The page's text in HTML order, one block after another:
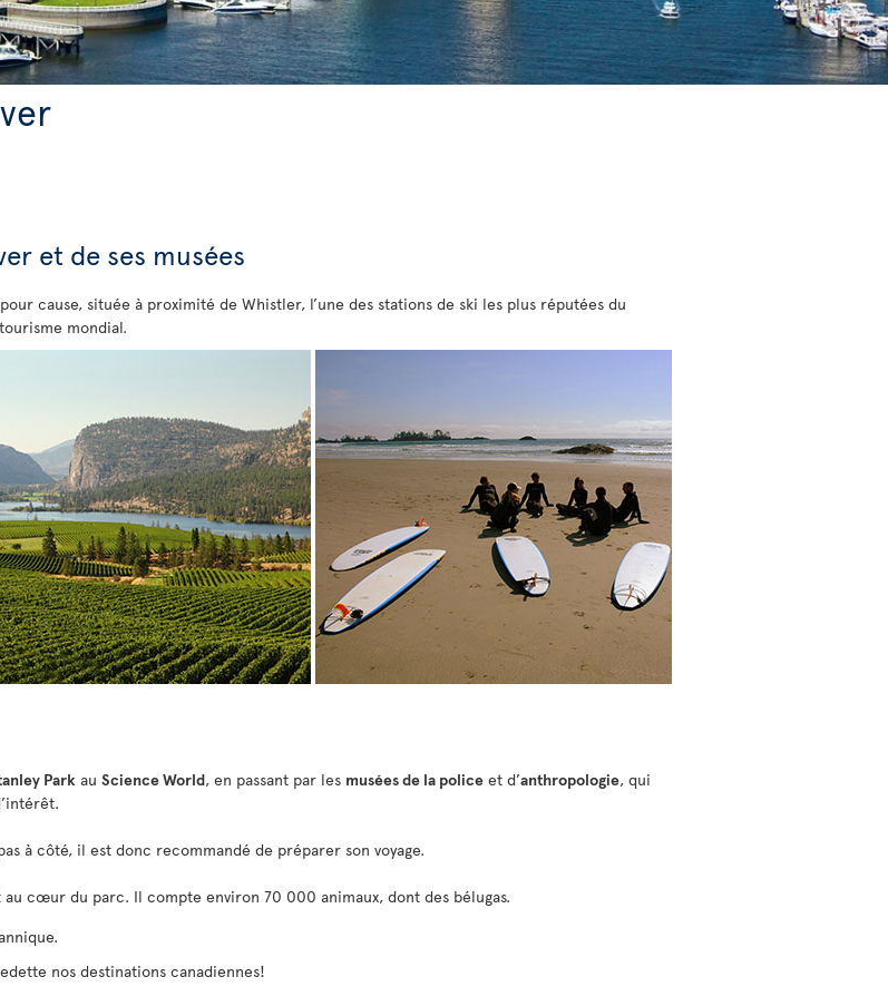
et de ses musées
cause, située à proximité de Whistler, l’une des stations de ski les plus réputées du
mondial.
Park au Science World, en passant par les musées de la police et d’anthropologie, qui
à côté, il est donc recommandé de préparer son voyage.
cœur du parc. Il compte environ 70 000 animaux, dont des bélugas.
nos destinations canadiennes!